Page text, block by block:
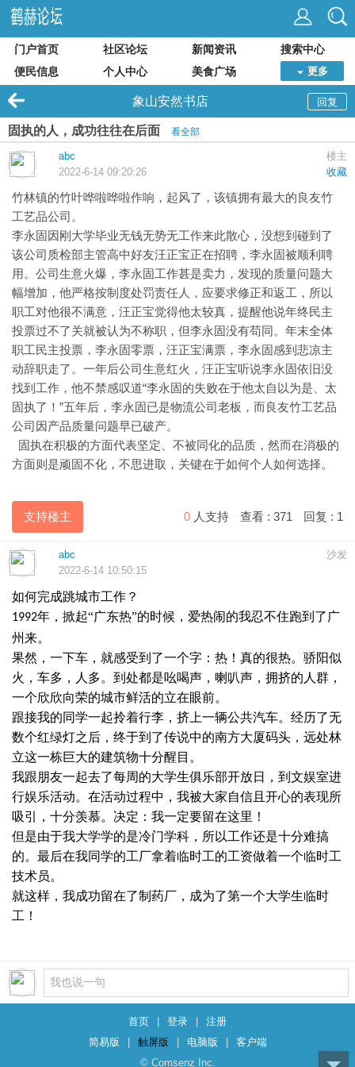
门户首页 社区论坛 新闻资讯
搜索中心
便民信息
个人中心 美食广场 更多
回复
象山安然书店
固执的人，成功往往在后面 看全部
楼主
abc
收藏
2022-6-14 09:20:26
竹林镇的竹叶哗啦哗啦作响，起风了，该镇拥有最大的良友竹
工艺品公司。
李永固因刚大学毕业无钱无势无工作来此散心，没想到碰到了
该公司质检部主管高中好友汪正宝正在招聘，李永固被顺利聘
用。公司生意火爆，李永固工作甚是卖力，发现的质量问题大
幅增加，他严格按制度处罚责任人，应要求修正和返工，所以
职工对他很不满意，汪正宝觉得他太较真，提醒他说年终民主
投票过不了关就被认为不称职，但李永固没有苟同。年末全体
职工民主投票，李永固零票，汪正宝满票，李永固感到悲凉主
动辞职走了。一年后公司生意红火，汪正宝听说李永固依旧没
找到工作，他不禁感叹道“李永固的失败在于他太自以为是、太
固执了！”五年后，李永固已是物流公司老板，而良友竹工艺品
公司因产品质量问题早已破产。
固执在积极的方面代表坚定、不被同化的品质，然而在消极的
方面则是顽固不化，不思进取，关键在于如何个人如何选择。
支持楼主 0 人支持 查看 : 371 回复 : 1
沙发
abc
2022-6-14 10:50:15
如何完成跳城市工作？
1992年，掀起“广东热”的时候，爱热闹的我忍不住跑到了广
州来。
果然，一下车，就感受到了一个字：热！真的很热。骄阳似
火，车多，人多。到处都是吆喝声，喇叭声，拥挤的人群，
一个欣欣向荣的城市鲜活的立在眼前。
跟接我的同学一起拎着行李，挤上一辆公共汽车。经历了无
数个红绿灯之后，终于到了传说中的南方大厦码头，远处林
立这一栋巨大的建筑物十分醒目。
我跟朋友一起去了每周的大学生俱乐部开放日，到文娱室进
行娱乐活动。在活动过程中，我被大家自信且开心的表现所
吸引，十分羡慕。决定：我一定要留在这里！
但是由于我大学学的是冷门学科，所以工作还是十分难搞
的。最后在我同学的工厂拿着临时工的工资做着一个临时工
技术员。
就这样，我成功留在了制药厂，成为了第一个大学生临时
工！
首页 登录
注册
简易版
触屏版 电脑版
客户端
© Comsenz Inc.